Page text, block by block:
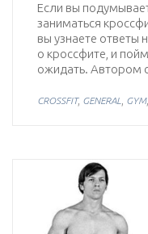
Если вы
заниматься
вы узнаете ответы
о кроссфите, и
ожидать. Автором
CROSSFIT, GENERAL , GYM,